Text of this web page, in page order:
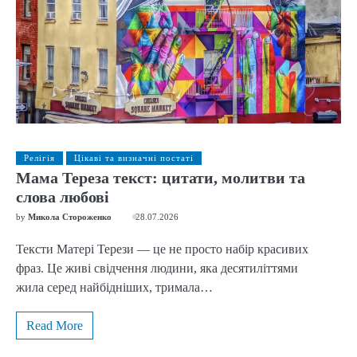
Релігія Цікаві та визначні постаті
Мама Тереза текст: цитати, молитви та
слова любові
by Микола Стороженко 28.07.2026
Тексти Матері Терези — це не просто набір красивих
фраз. Це живі свідчення людини, яка десятиліттями
жила серед найбідніших, тримала…
Read More